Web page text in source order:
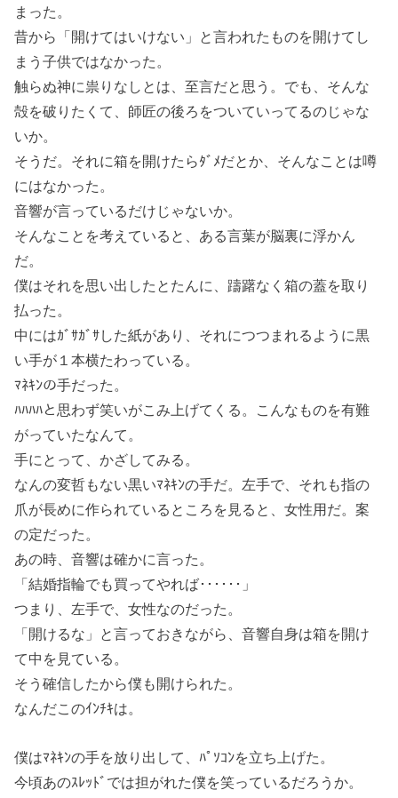
まった。
昔から「開けてはいけない」と言われたものを開けてし
まう子供ではなかった。
触らぬ神に祟りなしとは、至言だと思う。でも、そんな
殻を破りたくて、師匠の後ろをついていってるのじゃな
いか。
そうだ。それに箱を開けたらﾀﾞﾒだとか、そんなことは噂
にはなかった。
音響が言っているだけじゃないか。
そんなことを考えていると、ある言葉が脳裏に浮かん
だ。
僕はそれを思い出したとたんに、躊躇なく箱の蓋を取り
払った。
中にはｶﾞｻｶﾞｻした紙があり、それにつつまれるように黒
い手が１本横たわっている。
ﾏﾈｷﾝの手だった。
ﾊﾊﾊﾊと思わず笑いがこみ上げてくる。こんなものを有難
がっていたなんて。
手にとって、かざしてみる。
なんの変哲もない黒いﾏﾈｷﾝの手だ。左手で、それも指の
爪が長めに作られているところを見ると、女性用だ。案
の定だった。
あの時、音響は確かに言った。
「結婚指輪でも買ってやれば･･････」
つまり、左手で、女性なのだった。
「開けるな」と言っておきながら、音響自身は箱を開け
て中を見ている。
そう確信したから僕も開けられた。
なんだこのｲﾝﾁｷは。
僕はﾏﾈｷﾝの手を放り出して、ﾊﾟｿｺﾝを立ち上げた。
今頃あのｽﾚｯﾄﾞでは担がれた僕を笑っているだろうか。